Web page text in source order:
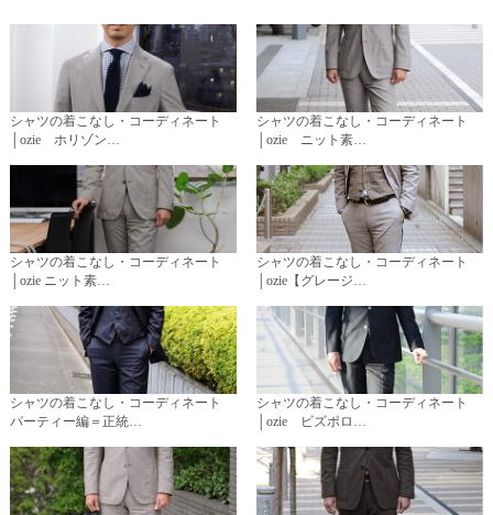
シャツの着こなし・コーディネート
│ozie ホリゾン…
シャツの着こなし・コーディネート
│ozie ニット素…
シャツの着こなし・コーディネート
│ozie ニット素…
シャツの着こなし・コーディネート
│ozie【グレージ…
シャツの着こなし・コーディネート
パーティー編＝正統…
シャツの着こなし・コーディネート
│ozie ビズポロ…